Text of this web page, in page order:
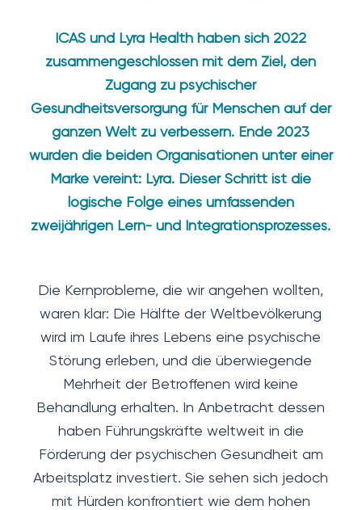
ICAS und Lyra Health haben sich 2022
zusammengeschlossen mit dem Ziel, den
Zugang zu psychischer
Gesundheitsversorgung für Menschen auf der
ganzen Welt zu verbessern. Ende 2023
wurden die beiden Organisationen unter einer
Marke vereint: Lyra. Dieser Schritt ist die
logische Folge eines umfassenden
zweijährigen Lern- und Integrationsprozesses.
Die Kernprobleme, die wir angehen wollten,
waren klar: Die Hälfte der Weltbevölkerung
wird im Laufe ihres Lebens eine psychische
Störung erleben, und die überwiegende
Mehrheit der Betroffenen wird keine
Behandlung erhalten. In Anbetracht dessen
haben Führungskräfte weltweit in die
Förderung der psychischen Gesundheit am
Arbeitsplatz investiert. Sie sehen sich jedoch
mit Hürden konfrontiert wie dem hohen